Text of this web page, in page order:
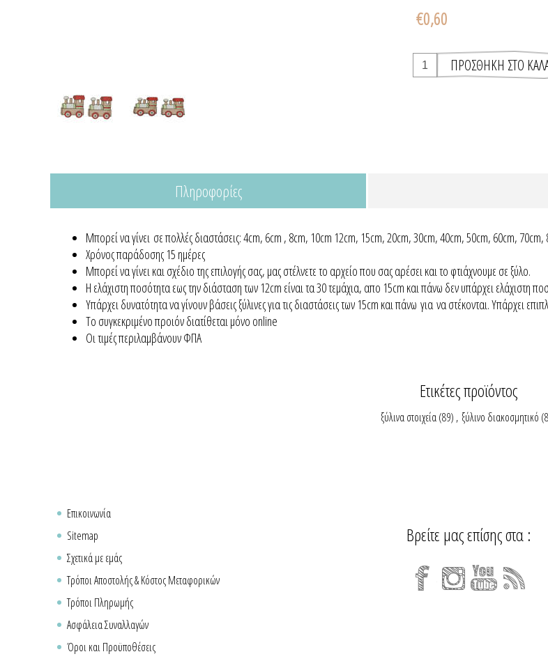
€0,60
Πληροφορίες
Μπορεί να γίνει σε πολλές διαστάσεις: 4cm, 6cm , 8cm, 10cm 12cm, 15cm, 20cm, 30cm, 40cm, 50cm, 60cm, 70cm,
Xρόνος παράδοσης 15 ημέρες
Μπορεί να γίνει και σχέδιο της επιλογής σας, μας στέλνετε το αρχείο που σας αρέσει και το φτιάχνουμε σε ξύλο.
Η ελάχιστη ποσότητα εως την διάσταση των 12cm είναι τα 30 τεμάχια, απο 15cm και πάνω δεν υπάρχει ελάχιστη
Υπάρχει δυνατότητα να γίνουν βάσεις ξύλινες για τις διαστάσεις των 15cm και πάνω για να στέκονται. Υπάρχει
Το συγκεκριμένο προιόν διατίθεται μόνο online
Οι τιμές περιλαμβάνουν ΦΠΑ
Ετικέτες προϊόντος
ξύλινα στοιχεία(89) , ξύλινο διακοσμητικό
Επικοινωνία
Sitemap
Σχετικά με εμάς
Τρόποι Αποστολής & Κόστος Μεταφορικών
Τρόποι Πληρωμής
Ασφάλεια Συναλλαγών
Όροι και Προϋποθέσεις
Βρείτε μας επίσης στα :